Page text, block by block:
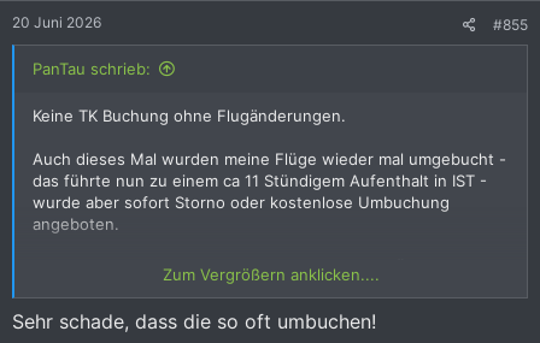
n
:
20 Juni 2026 #855
PanTau schrieb:
Keine TK Buchung ohne Flugänderungen.
Auch dieses Mal wurden meine Flüge wieder mal umgebucht -
das führte nun zu einem ca 11 Stündigem Aufenthalt in IST -
wurde aber sofort Storno oder kostenlose Umbuchung
angeboten.
Ich konnte sogar den Hinflug, welcher keinerlei Änderungen
hatte mit umbuchen - alles ohne Kosten.
Storno war auf Grund der enorm angezogenen Preise der
Zum Vergrößern anklicken....
Sehr schade, dass die so oft umbuchen!